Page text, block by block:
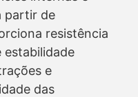
partir de
resistência
estabilidade
e
das